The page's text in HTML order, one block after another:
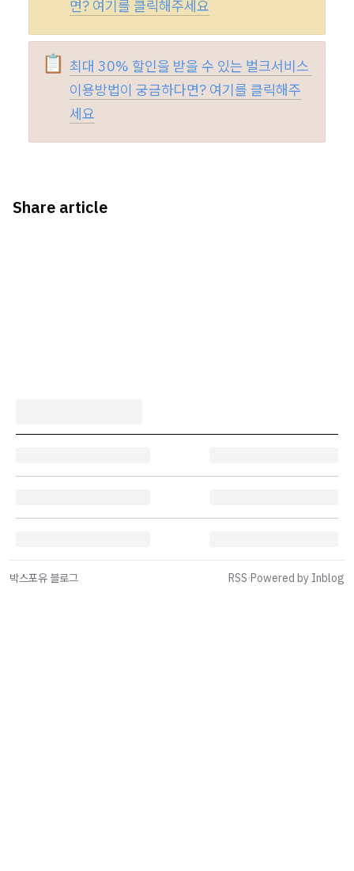
면? 여기를 클릭해주세요
📋 최대 30% 할인을 받을 수 있는 벌크서비스
이용방법이 궁금하다면? 여기를 클릭해주
세요
Share article
박스포유 블로그 RSS·Powered by Inblog